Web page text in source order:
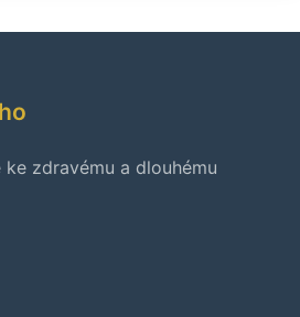
zdravému a dlouhému